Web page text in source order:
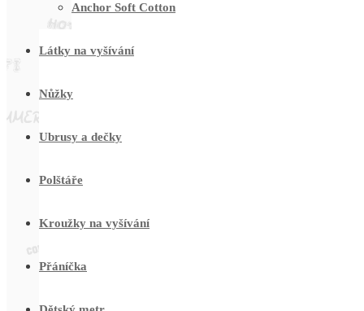
Anchor Soft Cotton
Látky na vyšívání
Nůžky
Ubrusy a dečky
Polštáře
Kroužky na vyšívání
Přáníčka